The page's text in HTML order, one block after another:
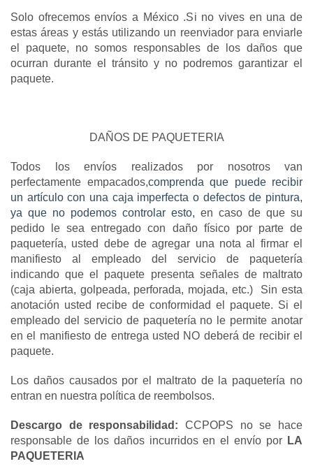
Solo ofrecemos envíos a México .Si no vives en una de
estas áreas y estás utilizando un reenviador para enviarle
el paquete, no somos responsables de los daños que
ocurran durante el tránsito y no podremos garantizar el
paquete.
DAÑOS DE PAQUETERIA
Todos los envíos realizados por nosotros van
perfectamente empacados,comprenda que puede recibir
un artículo con una caja imperfecta o defectos de pintura,
ya que no podemos controlar esto, en caso de que su
pedido le sea entregado con daño físico por parte de
paquetería, usted debe de agregar una nota al firmar el
manifiesto al empleado del servicio de paquetería
indicando que el paquete presenta señales de maltrato
(caja abierta, golpeada, perforada, mojada, etc.)  Sin esta
anotación usted recibe de conformidad el paquete. Si el
empleado del servicio de paquetería no le permite anotar
en el manifiesto de entrega usted NO deberá de recibir el
paquete.
Los daños causados por el maltrato de la paquetería no
entran en nuestra política de reembolsos.
Descargo de responsabilidad: CCPOPS no se hace
responsable de los daños incurridos en el envío por LA
PAQUETERIA